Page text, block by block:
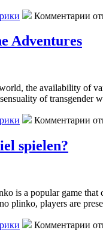
Комментарии
Adventures
the availability of
of
Комментарии
spielen?
is a popular game
plinko, players are
Комментарии